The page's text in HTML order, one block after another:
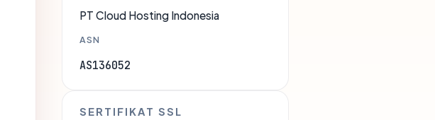
PT Cloud Hosting Indonesia
ASN
AS136052
SERTIFIKAT SSL